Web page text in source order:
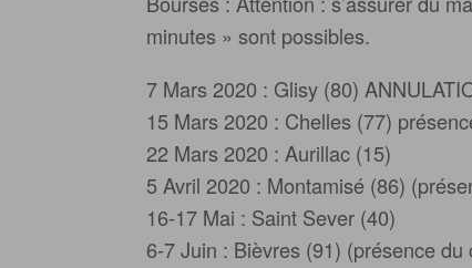
minutes » sont possibles.
7 Mars 2020 : Glisy (80)
15 Mars 2020 : Chelles (77)
22 Mars 2020 : Aurillac (15)
5 Avril 2020 : Montamisé (86)
16-17 Mai : Saint Sever (40)
6-7 Juin : Bièvres (91) (présence du